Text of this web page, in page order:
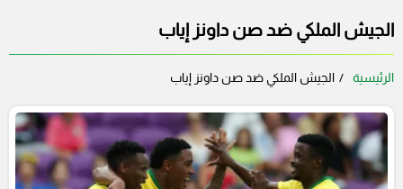
الجيش الملكي ضد صن داونز إياب
الرئيسية الجيش الملكي ضد صن داونز إياب